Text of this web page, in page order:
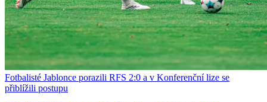
Fotbalisté Jablonce porazili RFS 2:0 a v Konferenční lize se
přiblížili postupu